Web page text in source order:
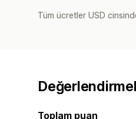
Tüm ücretler USD
Toplam puan